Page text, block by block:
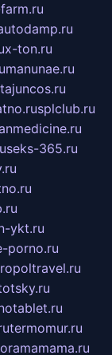
x-ton.ru
manunae.ru
tajuncos.ru
splclub.ru
seks-365.ru
ykt.ru
porno.ru
termomur.ru